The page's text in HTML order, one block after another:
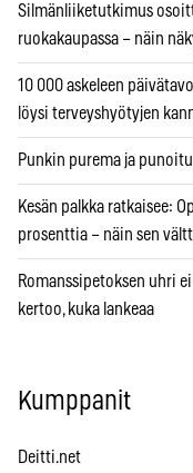
Silmänliiketutkimus
ruokakaupassa – näin
10 000 askeleen
löysi terveyshyötyjen
Punkin purema ja
Kesän palkka ratkaisee:
prosenttia – näin sen
Romanssipetoksen uhri
kertoo, kuka lankeaa
Kumppanit
Deitti.net